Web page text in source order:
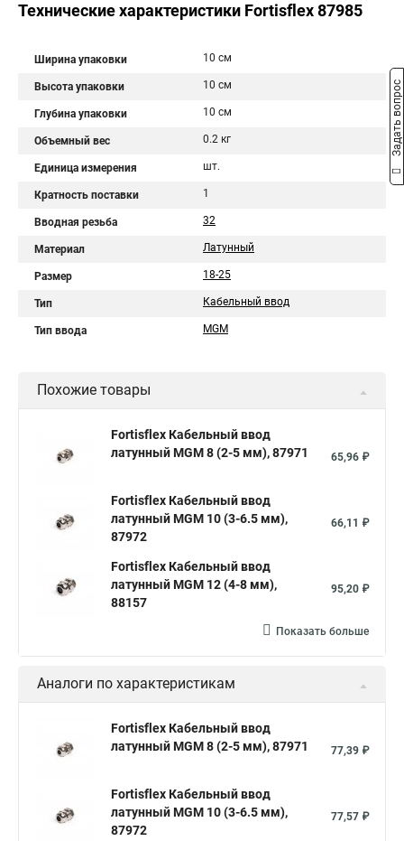
Технические характеристики Fortisflex 87985
Ширина упаковки 10 см
Высота упаковки 10 см
Глубина упаковки 10 см
Объемный вес 0.2 кг
Единица измерения шт.
Кратность поставки 1
Вводная резьба 32
Материал Латунный
Размер 18-25
Тип Кабельный ввод
Тип ввода МGM
Похожие товары
Fortisflex Кабельный ввод
латунный МGM 8 (2-5 мм), 87971
65,96 ₽
Fortisflex Кабельный ввод
латунный МGM 10 (3-6.5 мм),
87972
66,11 ₽
Fortisflex Кабельный ввод
латунный МGM 12 (4-8 мм),
88157
95,20 ₽
Показать больше
Аналоги по характеристикам
Fortisflex Кабельный ввод
латунный МGM 8 (2-5 мм), 87971
77,39 ₽
Fortisflex Кабельный ввод
латунный МGM 10 (3-6.5 мм),
87972
77,57 ₽
Задать вопрос